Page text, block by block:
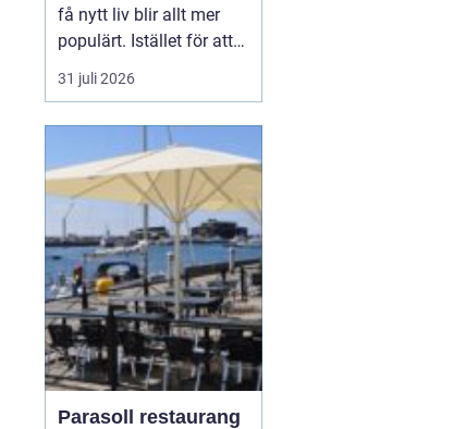
få nytt liv blir allt mer
populärt. Istället för att
låta arvegods ligga i en
låda kan de formas om
passar stilen i dag och
bär med sig historien.
N&au...
31 juli 2026
Parasoll restaurang